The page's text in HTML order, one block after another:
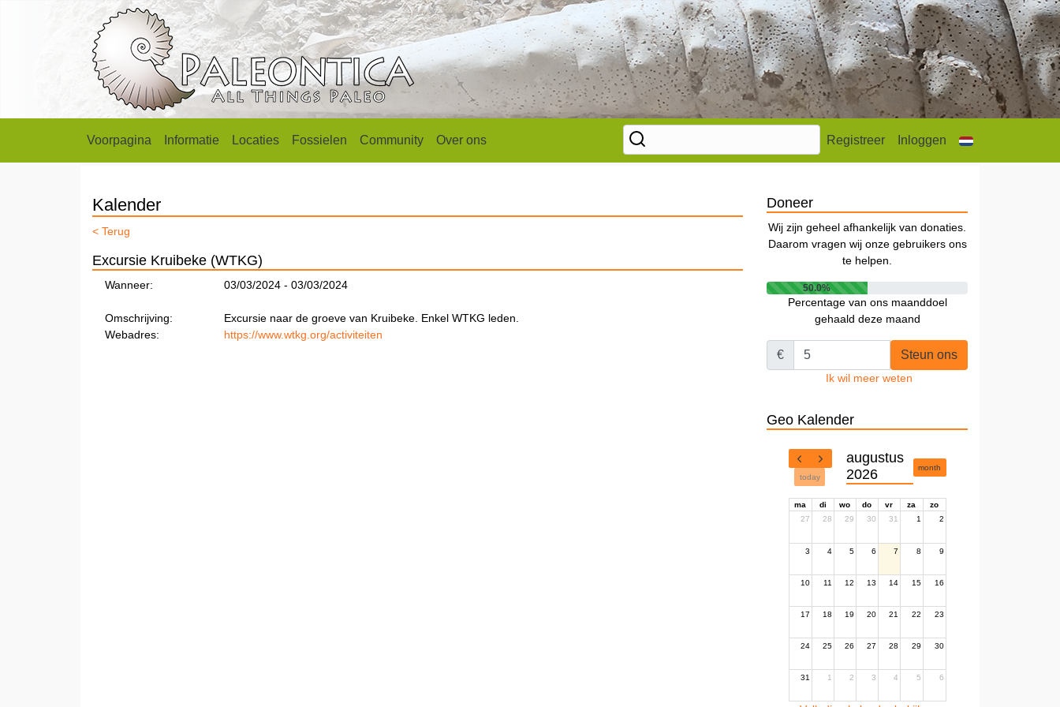
Voorpagina Informatie Locaties Fossielen Community Over ons Registreer Inloggen
Kalender
< Terug
Excursie Kruibeke (WTKG)
Wanneer: 03/03/2024 - 03/03/2024
Omschrijving:
Excursie naar de groeve van Kruibeke. Enkel WTKG leden.
Webadres:
https://www.wtkg.org/activiteiten
Doneer
Wij zijn geheel afhankelijk van donaties.
Daarom vragen wij onze gebruikers ons
te helpen.
50.0%
Percentage van ons maanddoel
gehaald deze maand
€ Steun ons
Ik wil meer weten
Geo Kalender
today
augustus
2026
month
ma di wo do vr za
zo
27
28 29 30 31 1 2
3 4 5 6 7 8 9
10 11 12 13 14 15 16
17 18 19 20 21 22 23
24 25 26 27 28 29 30
31 1 2 3 4 5 6